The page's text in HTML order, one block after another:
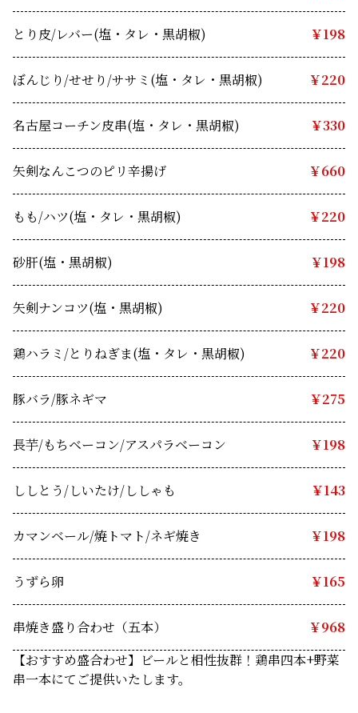
とり皮/レバー(塩・タレ・黒胡椒) ￥198
ぼんじり/せせり/ササミ(塩・タレ・黒胡椒) ￥220
名古屋コーチン皮串(塩・タレ・黒胡椒) ￥330
矢剣なんこつのピリ辛揚げ ￥660
もも/ハツ(塩・タレ・黒胡椒) ￥220
砂肝(塩・黒胡椒) ￥198
矢剣ナンコツ(塩・黒胡椒) ￥220
鶏ハラミ/とりねぎま(塩・タレ・黒胡椒) ￥220
豚バラ/豚ネギマ ￥275
長芋/もちベーコン/アスパラベーコン ￥198
ししとう/しいたけ/ししゃも ￥143
カマンベール/焼トマト/ネギ焼き ￥198
うずら卵 ￥165
串焼き盛り合わせ（五本）
￥968
【おすすめ盛合わせ】ビールと相性抜群！鶏串四本+野菜
串一本にてご提供いたします。